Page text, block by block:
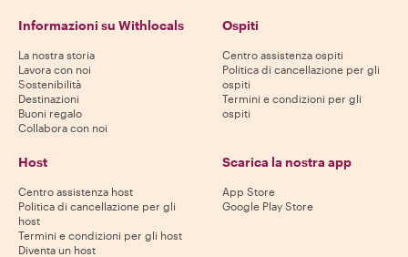
Informazioni su Withlocals
La nostra storia
Lavora con noi
Sostenibilità
Destinazioni
Buoni regalo
Collabora con noi
Ospiti
Centro assistenza ospiti
Politica di cancellazione per gli
ospiti
Termini e condizioni per gli
ospiti
Host
Centro assistenza host
Politica di cancellazione per gli
host
Termini e condizioni per gli host
Diventa un host
Scarica la nostra app
App Store
Google Play Store